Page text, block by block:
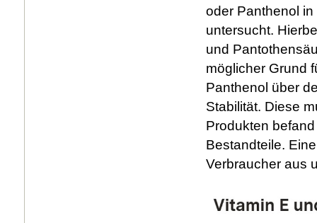
oder Panthenol
untersucht.
und
möglicher Grund
Panthenol über
Stabilität. Diese
Produkten
Bestandteile.
Verbraucher aus